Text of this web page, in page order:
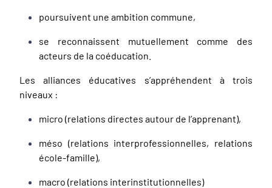
poursuivent une ambition commune,
se reconnaissent mutuellement comme des
acteurs de la coéducation.
Les alliances éducatives s’appréhendent à trois
niveaux :
micro (relations directes autour de l’apprenant),
méso (relations interprofessionnelles, relations
école-famille),
macro (relations interinstitutionnelles)